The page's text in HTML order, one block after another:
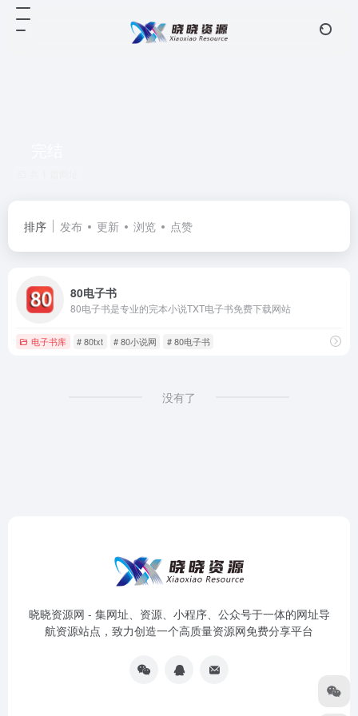
排序 发布 更新 浏览 点赞
80电子书
80电子书是专业的完本小说TXT电子书免费下载网站
电子书库 # 80txt # 80小说网 # 80电子书
没有了
晓晓资源网 - 集网址、资源、小程序、公众号于一体的网址导
航资源站点，致力创造一个高质量资源网免费分享平台